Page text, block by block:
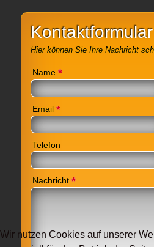
Kontaktformular
Hier können Sie Ihre Nachricht
Name *
Email *
Telefon
Nachricht *
Wir nutzen Cookies auf unserer